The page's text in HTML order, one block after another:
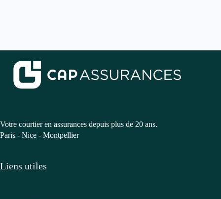
Votre courtier en assurances depuis plus de 20 ans.
Paris - Nice - Montpellier
Liens utiles